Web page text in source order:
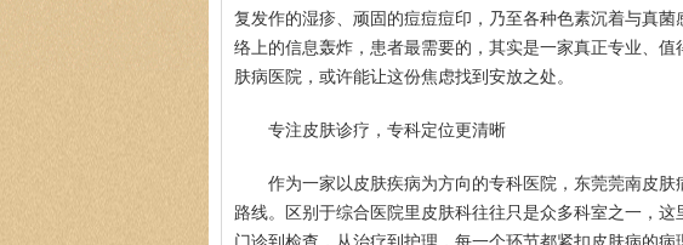
复发作的湿疹、顽固的痘痘痘印，乃至各种色素沉着与真
络上的信息轰炸，患者最需要的，其实是一家真正专业、
肤病医院，或许能让这份焦虑找到安放之处。
专注皮肤诊疗，专科定位更清晰
作为一家以皮肤疾病为方向的专科医院，东莞莞南皮肤
路线。区别于综合医院里皮肤科往往只是众多科室之一，